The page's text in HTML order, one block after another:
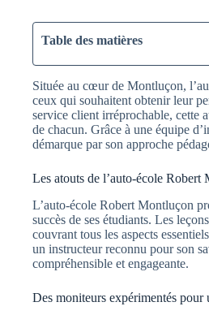
Table des matières
Située au cœur de Montluçon,
ceux qui souhaitent obtenir leur
service client irréprochable, cette
de chacun. Grâce à une équipe
démarque par son approche
Les atouts de l’auto-école Robert
L’auto-école Robert Montluçon
succès de ses étudiants. Les
couvrant tous les aspects
un instructeur reconnu pour son
compréhensible et engageante.
Des moniteurs expérimentés pour